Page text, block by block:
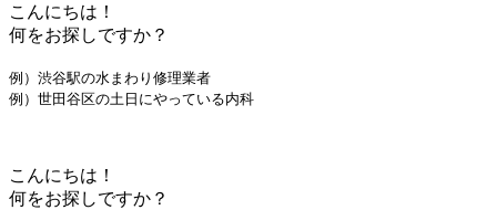
こんにちは！
何をお探しですか？
例）渋谷駅の水まわり修理業者
例）世田谷区の土日にやっている内科
こんにちは！
何をお探しですか？